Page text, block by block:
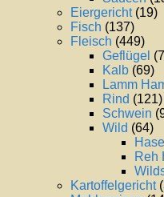
Eiergericht(19)
Fisch (137)
Fleisch (449)
Geflügel
Kalb (69)
Lamm
Rind (121)
Schwein
Wild (64)
Reh
Kartoffelgericht